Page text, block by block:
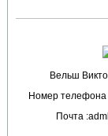
Вельш
Номер телефона
Почта